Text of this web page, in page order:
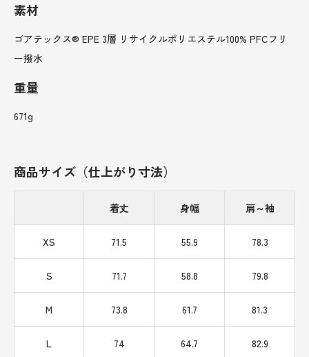
素材
ゴアテックス® EPE 3層 リサイクルポリエステル100% PFCフリ
ー撥水
重量
671g
商品サイズ（仕上がり寸法）
着丈 身幅 肩～袖
XS 71.5 55.9 78.3
S 71.7 58.8 79.8
M 73.8 61.7 81.3
L 74 64.7 82.9